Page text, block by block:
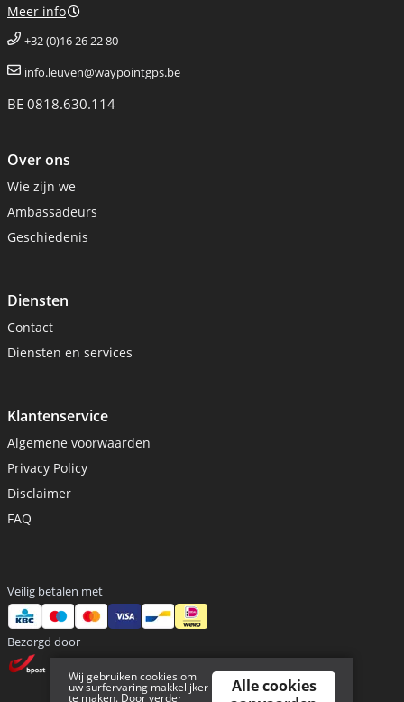
Meer info
+32 (0)16 26 22 80
info.leuven@waypointgps.be
BE 0818.630.114
Over ons
Wie zijn we
Ambassadeurs
Geschiedenis
Diensten
Contact
Diensten en services
Klantenservice
Algemene voorwaarden
Privacy Policy
Disclaimer
FAQ
Veilig betalen met
Bezorgd door
Wij gebruiken cookies om
uw surfervaring makkelijker
te maken. Door verder
Alle cookies